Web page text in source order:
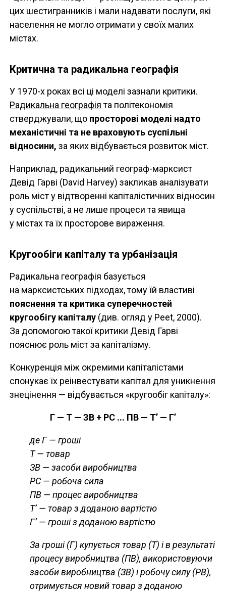
цих шестигранників і мали надавати послуги, які
населення не могло отримати у своїх малих
містах.
Критична та радикальна географія
У 1970-х роках всі ці моделі зазнали критики.
Радикальна географіята політекономія
стверджували, що просторові моделі надто
механістичні та не враховують суспільні
відносини, за яких відбувається розвиток міст.
Наприклад, радикальний географ-марксист
Девід Гарві (David Harvey) закликав аналізувати
роль міст у відтворенні капіталістичних відносин
у суспільстві, а не лише процеси та явища
у містах та їх просторове вираження.
Кругообіги капіталу та урбанізація
Радикальна географія базується
на марксистських підходах, тому їй властиві
пояснення та критика суперечностей
кругообігу капіталу (див. огляд у Peet, 2000).
За допомогою такої критики Девід Гарві
пояснює роль міст за капіталізму.
Конкуренція між окремими капіталістами
спонукає їх реінвестувати капітал для уникнення
знецінення — відбувається «кругообіг капіталу»:
Г — Т — ЗВ + РС ... ПВ — Т’ — Г’
де Г — гроші
Т — товар
ЗВ — засоби виробництва
РС — робоча сила
ПВ — процес виробництва
Т’ — товар з доданою вартістю
Г’ — гроші з доданою вартістю
За гроші (Г) купується товар (Т) і в результаті
процесу виробництва (ПВ), використовуючи
засоби виробництва (ЗВ) і робочу силу (РВ),
отримується новий товар з доданою